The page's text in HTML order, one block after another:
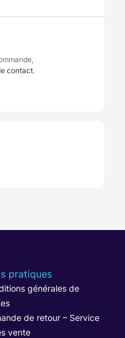
contact.
pratiques
générales de
de retour – Service
vente